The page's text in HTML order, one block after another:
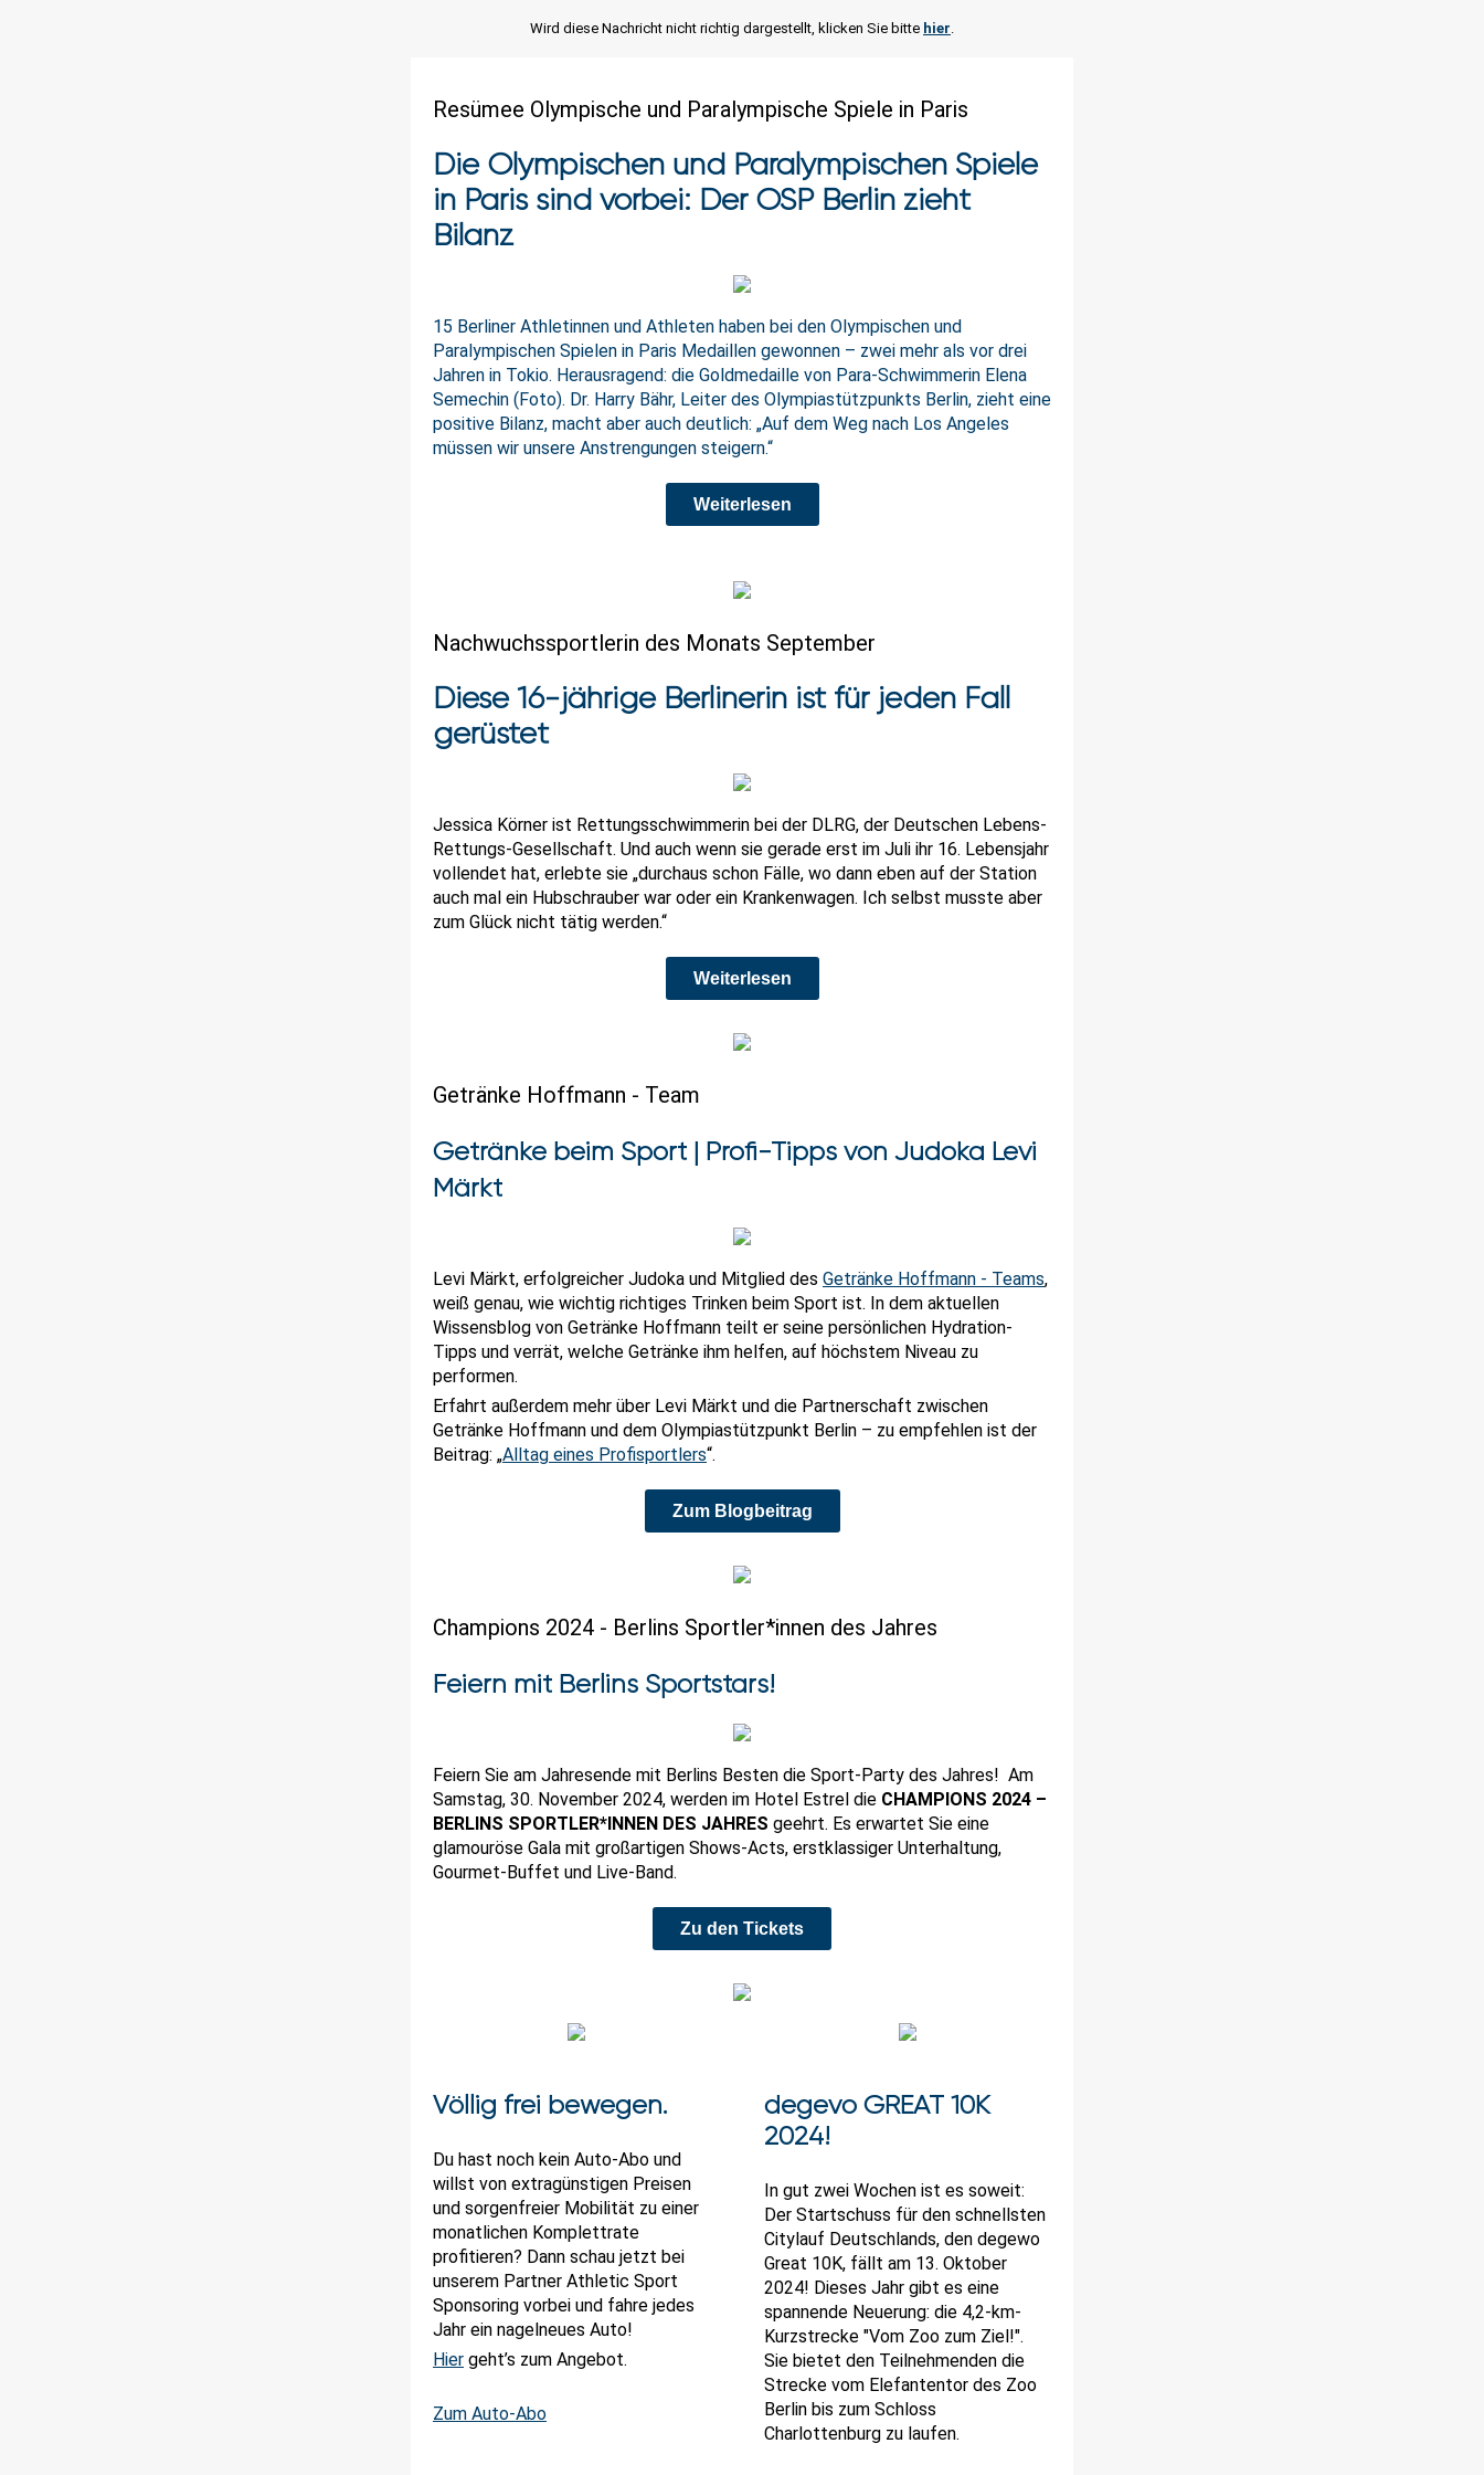
Wird diese Nachricht nicht richtig dargestellt, klicken Sie bitte hier.
Resümee Olympische und Paralympische Spiele in Paris
Die Olympischen und Paralympischen Spiele
in Paris sind vorbei: Der OSP Berlin zieht
Bilanz
15 Berliner Athletinnen und Athleten haben bei den Olympischen und
Paralympischen Spielen in Paris Medaillen gewonnen – zwei mehr als vor drei
Jahren in Tokio. Herausragend: die Goldmedaille von Para-Schwimmerin Elena
Semechin (Foto). Dr. Harry Bähr, Leiter des Olympiastützpunkts Berlin, zieht eine
positive Bilanz, macht aber auch deutlich: „Auf dem Weg nach Los Angeles
müssen wir unsere Anstrengungen steigern.“
Weiterlesen
Nachwuchssportlerin des Monats September
Diese 16-jährige Berlinerin ist für jeden Fall
gerüstet
Jessica Körner ist Rettungsschwimmerin bei der DLRG, der Deutschen Lebens-
Rettungs-Gesellschaft. Und auch wenn sie gerade erst im Juli ihr 16. Lebensjahr
vollendet hat, erlebte sie „durchaus schon Fälle, wo dann eben auf der Station
auch mal ein Hubschrauber war oder ein Krankenwagen. Ich selbst musste aber
zum Glück nicht tätig werden.“
Weiterlesen
Getränke Hoffmann - Team
Getränke beim Sport | Profi-Tipps von Judoka Levi
Märkt
Levi Märkt, erfolgreicher Judoka und Mitglied des Getränke Hoffmann - Teams,
weiß genau, wie wichtig richtiges Trinken beim Sport ist. In dem aktuellen
Wissensblog von Getränke Hoffmann teilt er seine persönlichen Hydration-
Tipps und verrät, welche Getränke ihm helfen, auf höchstem Niveau zu
performen.
Erfahrt außerdem mehr über Levi Märkt und die Partnerschaft zwischen
Getränke Hoffmann und dem Olympiastützpunkt Berlin – zu empfehlen ist der
Beitrag: „Alltag eines Profisportlers“.
Zum Blogbeitrag
Champions 2024 - Berlins Sportler*innen des Jahres
Feiern mit Berlins Sportstars!
Feiern Sie am Jahresende mit Berlins Besten die Sport-Party des Jahres! Am
Samstag, 30. November 2024, werden im Hotel Estrel die CHAMPIONS 2024 –
BERLINS SPORTLER*INNEN DES JAHRES geehrt. Es erwartet Sie eine
glamouröse Gala mit großartigen Shows-Acts, erstklassiger Unterhaltung,
Gourmet-Buffet und Live-Band.
Zu den Tickets
Völlig frei bewegen.
Du hast noch kein Auto-Abo und
willst von extragünstigen Preisen
und sorgenfreier Mobilität zu einer
monatlichen Komplettrate
profitieren? Dann schau jetzt bei
unserem Partner Athletic Sport
Sponsoring vorbei und fahre jedes
Jahr ein nagelneues Auto!
Hier geht’s zum Angebot.
Zum Auto-Abo
degevo GREAT 10K
2024!
In gut zwei Wochen ist es soweit:
Der Startschuss für den schnellsten
Citylauf Deutschlands, den degewo
Great 10K, fällt am 13. Oktober
2024! Dieses Jahr gibt es eine
spannende Neuerung: die 4,2-km-
Kurzstrecke "Vom Zoo zum Ziel!".
Sie bietet den Teilnehmenden die
Strecke vom Elefantentor des Zoo
Berlin bis zum Schloss
Charlottenburg zu laufen.